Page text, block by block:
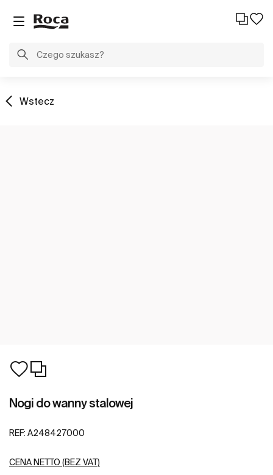
Wstecz
Nogi do wanny stalowej
REF: A248427000
CENA NETTO (BEZ VAT)